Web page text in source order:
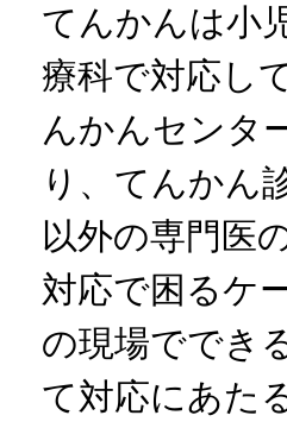
てんかんは小
療科で対応し
んかんセンタ
り、てんかん
以外の専門医
対応で困るケ
の現場ででき
て対応にあた